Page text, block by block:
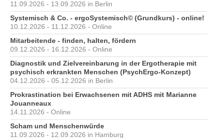
11.09.2026 - 13.09.2026 in Berlin
Systemisch & Co. - ergoSystemisch© (Grundkurs) - online!
10.12.2026 - 11.12.2026 - Online
Mitarbeitende - finden, halten, fördern
09.12.2026 - 16.12.2026 - Online
Diagnostik und Zielvereinbarung in der Ergotherapie mit
psychisch erkrankten Menschen (PsychErgo-Konzept)
04.12.2026 - 05.12.2026 in Berlin
Prokrastination bei Erwachsenen mit ADHS mit Marianne
Jouanneaux
14.11.2026 - Online
Scham und Menschenwürde
11.09.2026 - 12.09.2026 in Hamburg